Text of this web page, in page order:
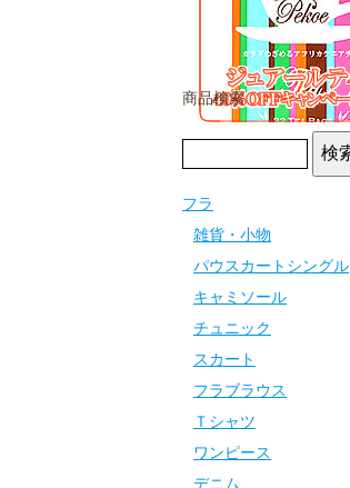
商品検索
フラ
雑貨・小物
パウスカートシングル
キャミソール
チュニック
スカート
フラブラウス
Ｔシャツ
ワンピース
デニム